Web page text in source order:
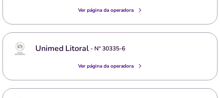
Ver página da operadora
Unimed Litoral- Nº30335-6
Ver página da operadora